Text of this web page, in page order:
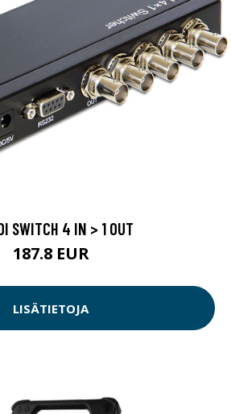
SWITCH 4 IN > 1 OUT
187.8 EUR
LISÄTIETOJA